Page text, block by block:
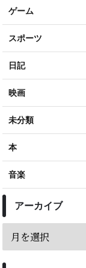
ゲーム
スポーツ
日記
映画
未分類
本
音楽
アーカイブ